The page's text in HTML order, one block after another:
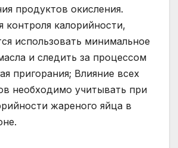
продуктов окисления.
контроля калорийности,
использовать минимальное
и следить за процессом
пригорания; Влияние всех
необходимо учитывать при
жареного яйца в